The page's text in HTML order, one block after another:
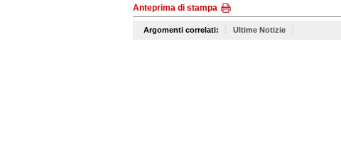
Anteprima di stampa
Argomenti correlati: Ultime Notizie